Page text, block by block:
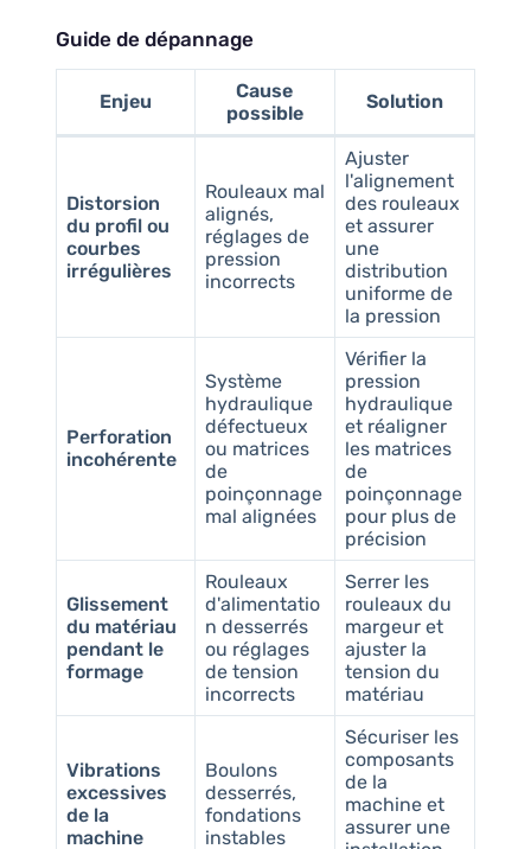
Guide de dépannage
Enjeu
Cause
possible
Solution
Distorsion
du profil ou
courbes
irrégulières
Rouleaux mal
alignés,
réglages de
pression
incorrects
Ajuster
l'alignement
des rouleaux
et assurer
une
distribution
uniforme de
la pression
Perforation
incohérente
Système
hydraulique
défectueux
ou matrices
de
poinçonnage
mal alignées
Vérifier la
pression
hydraulique
et réaligner
les matrices
de
poinçonnage
pour plus de
précision
Glissement
du matériau
pendant le
formage
Rouleaux
d'alimentatio
n desserrés
ou réglages
de tension
incorrects
Serrer les
rouleaux du
margeur et
ajuster la
tension du
matériau
Vibrations
excessives
de la
machine
Boulons
desserrés,
fondations
instables
Sécuriser les
composants
de la
machine et
assurer une